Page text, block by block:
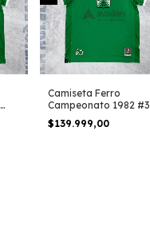
Camiseta Ferro
Campeonato 1982 #3
$139.999,00